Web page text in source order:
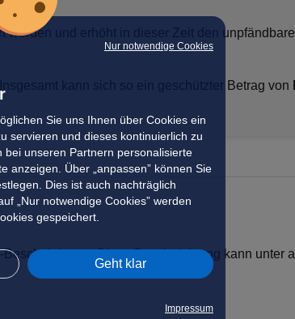
Nur notwendige Cookies
Sie uns Ihnen über Cookies ein
servieren und dieses kontinuierlich zu
unseren Partnern personalisierte
anzeigen. Über „anpassen” können Sie
Dies ist auch nachträglich
„Nur notwendige Cookies” werden
gespeichert.
Geht klar
Impressum
werden und erhöht in dieser Zeit den
. Insgesamt kann sich so ein geschützter Betrag von
Diese Bescheinigung kann unter